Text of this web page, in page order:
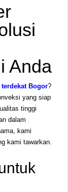
Anda
Bogor?
yang siap
tinggi
dalam
kami
kami tawarkan.